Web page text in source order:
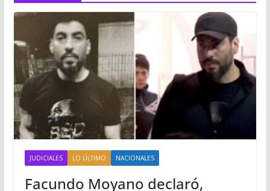
JUDICIALES LO ÚLTIMO NACIONALES
Facundo Moyano declaró,